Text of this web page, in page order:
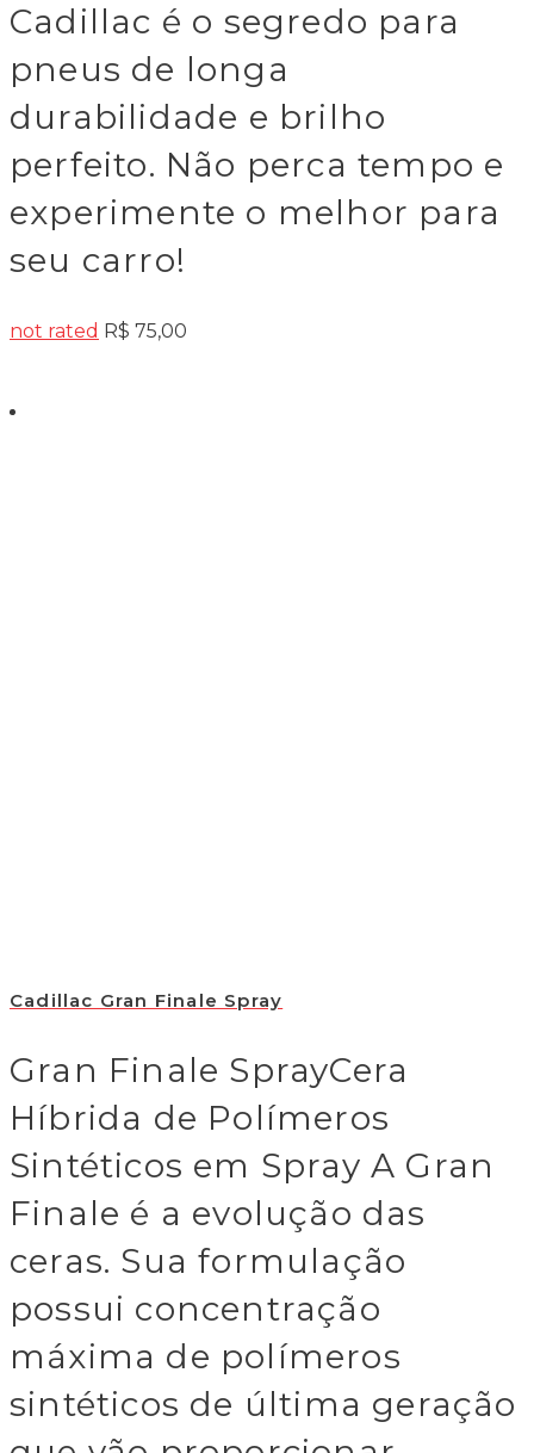
Cadillac é o segredo para
pneus de longa
durabilidade e brilho
perfeito. Não perca tempo e
experimente o melhor para
seu carro!
not rated R$ 75,00
Cadillac Gran Finale Spray
Gran Finale SprayCera
Híbrida de Polímeros
Sintéticos em Spray A Gran
Finale é a evolução das
ceras. Sua formulação
possui concentração
máxima de polímeros
sintéticos de última geração